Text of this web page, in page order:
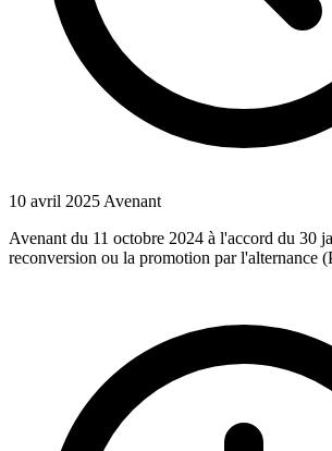
10 avril 2025 Avenant
Avenant du 11 octobre 2024 à l'accord du 30
reconversion ou la promotion par l'alternance